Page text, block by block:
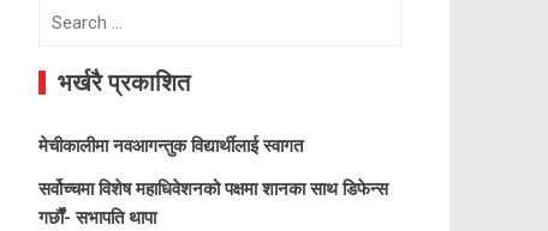
Search
भर्खरै प्रकाशित
मेचीकालीमा नवआगन्तुक विद्यार्थीलाई स्वागत
सर्वोच्चमा विशेष महाधिवेशनको पक्षमा शानका साथ डिफेन्स
गर्छौं- सभापति थापा